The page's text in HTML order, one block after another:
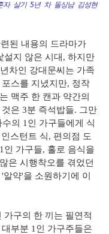
- 혼자 살기 5년 차 돌싱남 김성현
된 내용의 드라마가
설지 않은 시대, 하지만
차인 강대문씨는 가족
스를 지녔지만, 정작
맥주 한 캔과 약간의
은 3분 즉석밥들. 그만
의 1인 가구들에게 식
스턴트 식, 편의점 도
인 가구들, 홀로 음식을
은 시행착오를 겪었던
약'을 소원하기에 이
가구의 한 끼는 필연적
부분 1인 가구주들은